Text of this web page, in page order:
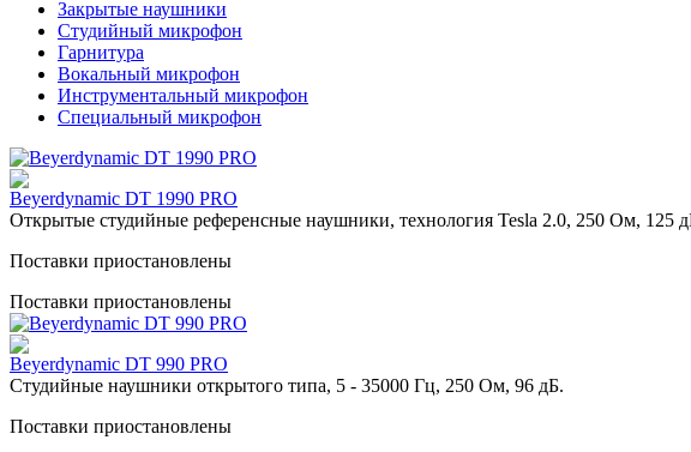
Закрытые наушники
Студийный микрофон
Гарнитура
Вокальный микрофон
Инструментальный микрофон
Специальный микрофон
Beyerdynamic DT 1990 PRO
Открытые студийные референсные наушники, технология Tesla 2.0, 250 Ом,
Поставки приостановлены
Поставки приостановлены
Beyerdynamic DT 990 PRO
Cтудийные наушники открытого типа, 5 - 35000 Гц, 250 Ом, 96 дБ.
Поставки приостановлены